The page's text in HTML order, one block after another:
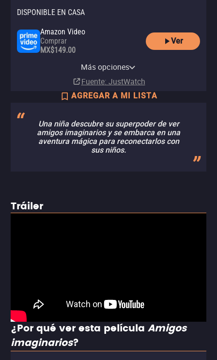
DISPONIBLE EN CASA
Amazon Video
Comprar
MX$149.00
Ver
Apple TV Store
Claro video
Más opciones
Fuente: JustWatch
AGREGAR A MI LISTA
Una niña descubre su superpoder de ver
amigos imaginarios y se embarca en una
aventura mágica para reconectarlos con
sus niños.
Tráiler
¿Por qué ver esta película Amigos
imaginarios?